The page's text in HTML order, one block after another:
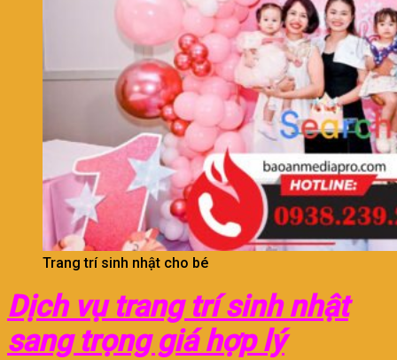
Trang trí sinh nhật cho bé
Dịch vụ trang trí sinh nhật
sang trọng giá hợp lý